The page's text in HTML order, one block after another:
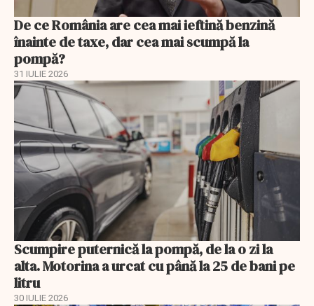
De ce România are cea mai ieftină benzină
înainte de taxe, dar cea mai scumpă la
pompă?
31 IULIE 2026
Scumpire puternică la pompă, de la o zi la
alta. Motorina a urcat cu până la 25 de bani pe
litru
30 IULIE 2026